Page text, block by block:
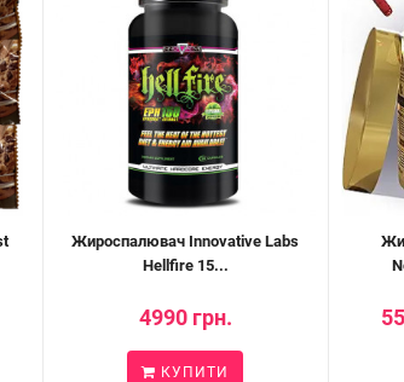
Жироспалювач Innovative Labs
Hellfire 15...
4990 грн.
КУПИТИ